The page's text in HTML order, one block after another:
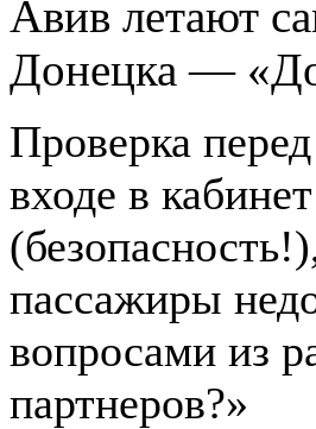
Авив летают
Донецка —
Проверка
входе в
пассажиры
вопросами из
партнеров?»